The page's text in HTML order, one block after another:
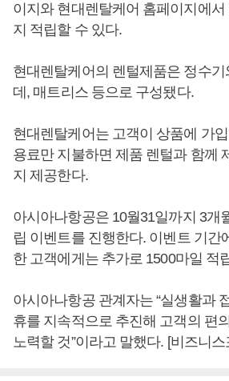
이지와 현대렌탈케어 홈페이지에
지 적립할 수 있다.
현대렌탈케어의 렌털제품은 정수기
데, 매트리스 등으로 구성됐다.
현대렌탈케어는 고객이 상품에 가
용료만 지불하면 제품 렌털과 함께
지 제공한다.
아시아나항공은 10월31일까지 3개
립 이벤트를 진행한다. 이벤트 기간
한 고객에게는 추가로 1500마일 적
아시아나항공 관계자는 “실생활과
휴를 지속적으로 추진해 고객의 편
노력할 것”이라고 말했다. [비즈니